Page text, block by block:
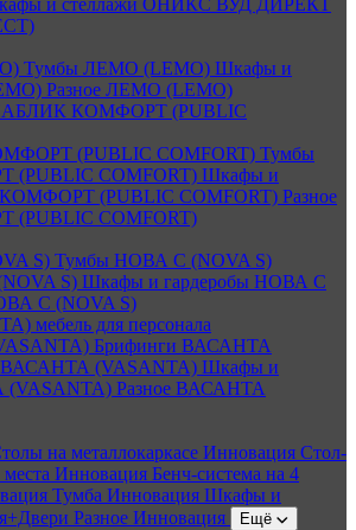
и стеллажи ОНИКС ВУД ДИРЕКТ
Тумбы ЛЕМО (LEMO) Шкафы и
Разное ЛЕМО (LEMO)
КОМФОРТ (PUBLIC
(PUBLIC COMFORT) Тумбы
COMFORT) Шкафы и
(PUBLIC COMFORT) Разное
COMFORT)
S) Тумбы НОВА С (NOVA S)
S) Шкафы и гардеробы НОВА С
С (NOVA S)
мебель для персонала
Брифинги ВАСАНТА
(VASANTA) Шкафы и
(VASANTA) Разное ВАСАНТА
на металлокаркасе Инновация Стол-
места Инновация Бенч-система на 4
Тумба Инновация Шкафы и
Разное Инновация Ещё